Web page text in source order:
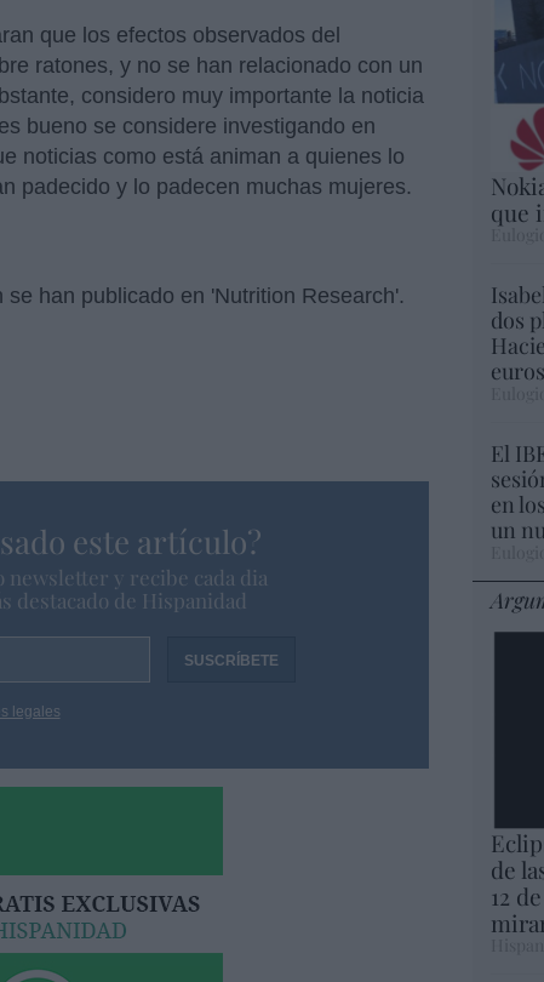
que los efectos observados del
ratones, y no se han relacionado con un
considero muy importante la noticia
bueno se considere investigando en
noticias como está animan a quienes lo
padecido y lo padecen muchas mujeres.
han publicado en 'Nutrition Research'.
este artículo?
newsletter y recibe cada dia
destacado de Hispanidad
legales
que
dos
El
en
un
de
12